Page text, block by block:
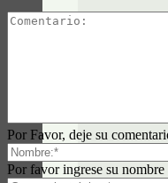
Horarios e
Por Favor, deje su
Por favor ingrese su nombre